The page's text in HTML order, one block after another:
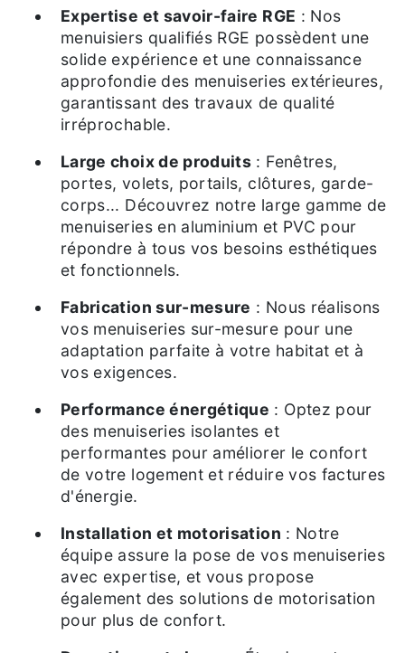
Expertise et savoir-faire RGE : Nos
menuisiers qualifiés RGE possèdent une
solide expérience et une connaissance
approfondie des menuiseries extérieures,
garantissant des travaux de qualité
irréprochable.
Large choix de produits : Fenêtres,
portes, volets, portails, clôtures, garde-
corps... Découvrez notre large gamme de
menuiseries en aluminium et PVC pour
répondre à tous vos besoins esthétiques
et fonctionnels.
Fabrication sur-mesure : Nous réalisons
vos menuiseries sur-mesure pour une
adaptation parfaite à votre habitat et à
vos exigences.
Performance énergétique : Optez pour
des menuiseries isolantes et
performantes pour améliorer le confort
de votre logement et réduire vos factures
d'énergie.
Installation et motorisation : Notre
équipe assure la pose de vos menuiseries
avec expertise, et vous propose
également des solutions de motorisation
pour plus de confort.